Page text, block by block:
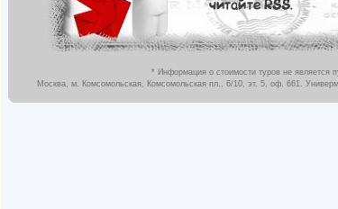
* Информация о стоимости туров не является
Москва, м. Комсомольская, Комсомольская пл., 6/10, эт. 5, оф. 661.